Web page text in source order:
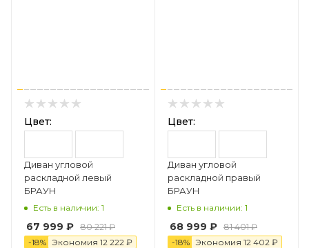
Цвет:
Диван угловой
раскладной левый
БРАУН
Есть в наличии: 1
67 999 ₽ 80 221 ₽
-18% Экономия 12 222 ₽
Цвет:
Диван угловой
раскладной правый
БРАУН
Есть в наличии: 1
68 999 ₽ 81 401 ₽
-18% Экономия 12 402 ₽